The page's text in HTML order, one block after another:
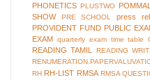
PHONETICS PLUSTWO
SHOW
PRE SCHOOL press
PROVIDENT FUND PUBLIC
EXAM quarterly exam time table
READING TAMIL READING
RH RH-LIST RMSA RMSA